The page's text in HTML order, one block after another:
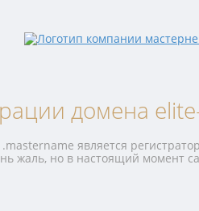
домена
является
жаль, но в настоящий момент